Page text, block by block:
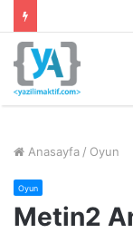
Anasayfa / Oyun
Oyun
Metin2